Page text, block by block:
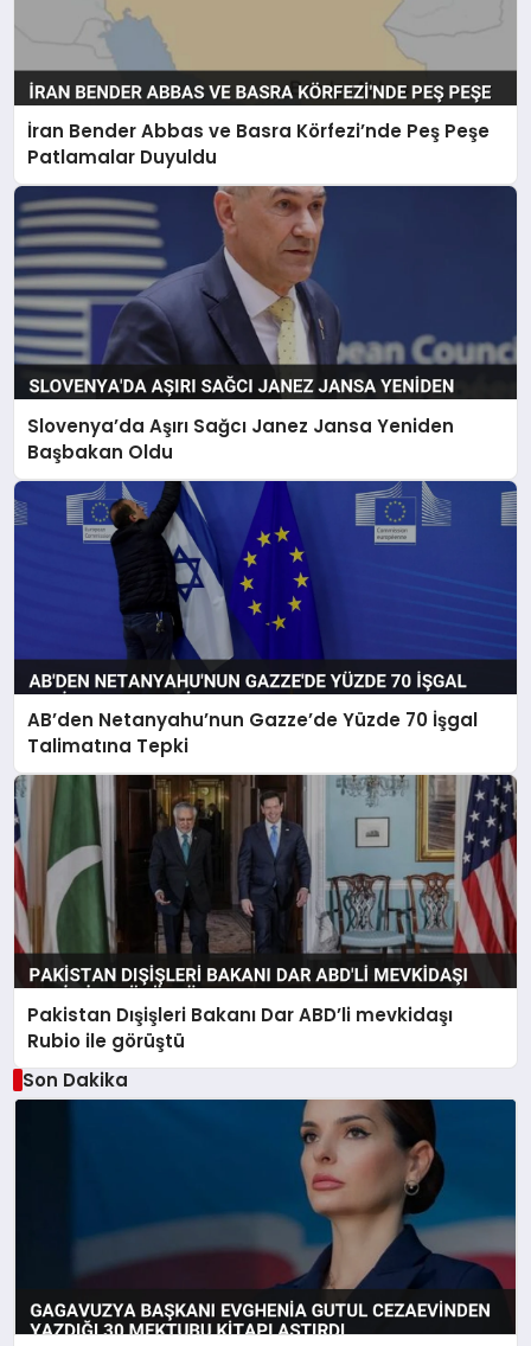
İran Bender Abbas ve Basra Körfezi’nde Peş Peşe
Patlamalar Duyuldu
Slovenya’da Aşırı Sağcı Janez Jansa Yeniden
Başbakan Oldu
AB’den Netanyahu’nun Gazze’de Yüzde 70 İşgal
Talimatına Tepki
Pakistan Dışişleri Bakanı Dar ABD’li mevkidaşı
Rubio ile görüştü
Son Dakika